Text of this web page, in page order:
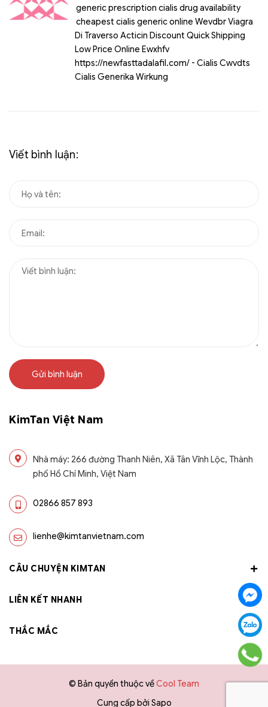
generic prescription cialis drug availability
cheapest cialis generic online Wevdbr Viagra
Di Traverso Acticin Discount Quick Shipping
Low Price Online Ewxhfv
https://newfasttadalafil.com/ - Cialis Cwvdts
Cialis Generika Wirkung
Viết bình luận:
Gửi bình luận
KimTan Việt Nam
Nhà máy: 266 đường Thanh Niên, Xã Tân Vĩnh Lộc, Thành
phố Hồ Chí Minh, Việt Nam
02866 857 893
lienhe@kimtanvietnam.com
CÂU CHUYỆN KIMTAN
LIÊN KẾT NHANH
THẮC MẮC
© Bản quyền thuộc vềCool Team
Cung cấp bởi Sapo